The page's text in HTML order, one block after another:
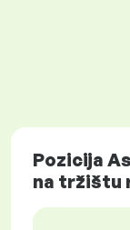
Pozicija
na tržištu